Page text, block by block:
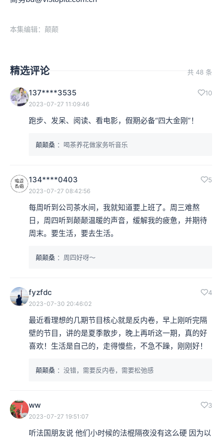
本集编辑：颠颠
精选评论 共 48 条
137****3535 10
2023-07-27 11:09:46
跑步、发呆、阅读、看电影，假期必备“四大金刚”！
颠颠桑 ：喝茶养花做家务听音乐
134****0403 5
2023-07-27 08:42:56
每周听到公司茶水间，我就知道要上班了。周三难熬
日，周四听到颠颠温暖的声音，缓解我的疲惫，并期待
周末。要生活，要去生活。
颠颠桑 ：周四好呀～
fyzfdc 4
2023-07-30 20:46:02
最近看理想的几期节目核心就是反内卷，早上刚听完隔
壁的节目，讲的是夏季散步，晚上再听这一期，真的好
喜欢！生活是自己的，走得慢些，不急不躁，刚刚好！
颠颠桑 ：没错，需要反内卷，需要松弛感
ww 3
2023-07-27 19:51:07
听法国朋友说 他们小时候的法棍隔夜没有这么硬 因为以